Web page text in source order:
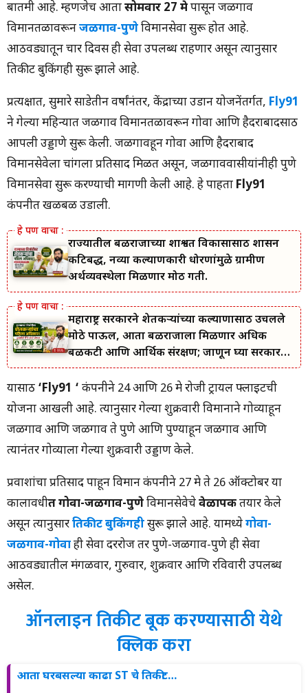
बातमी आहे. म्हणजेच आतासोमवार 27 मेपासून जळगाव
विमानतळावरूनजळगाव-पुणेविमानसेवा सुरू होत आहे.
आठवड्यातून चार दिवस ही सेवा उपलब्ध राहणार असून त्यानुसार
तिकीट बुकिंगही सुरू झाले आहे.
प्रत्यक्षात, सुमारे साडेतीन वर्षांनंतर, केंद्राच्या उडान योजनेंतर्गत, Fly91
ने गेल्या महिन्यात जळगाव विमानतळावरून गोवा आणि हैदराबादसाठी
आपली उड्डाणे सुरू केली. जळगावहून गोवा आणि हैदराबाद
विमानसेवेला चांगला प्रतिसाद मिळत असून, जळगाववासीयांनीही पुणे
विमानसेवा सुरू करण्याची मागणी केली आहे. हे पाहता Fly91
कंपनीत खळबळ उडाली.
राज्यातील बळीराजाच्या शाश्वत विकासासाठी शासन
कटिबद्ध, नव्या कल्याणकारी धोरणांमुळे ग्रामीण
अर्थव्यवस्थेला मिळणार मोठी गती.
महाराष्ट्र सरकारने शेतकऱ्यांच्या कल्याणासाठी उचलले
मोठे पाऊल, आता बळीराजाला मिळणार अधिक
बळकटी आणि आर्थिक संरक्षण; जाणून घ्या सरकारचा
नवा संकल्प.
यासाठी ‘Fly91 ‘ कंपनीने 24 आणि 26 मे रोजी ट्रायल फ्लाइटची
योजना आखली आहे. त्यानुसार गेल्या शुक्रवारी विमानाने गोव्याहून
जळगाव आणि जळगाव ते पुणे आणि पुण्याहून जळगाव आणि
त्यानंतर गोव्याला गेल्या शुक्रवारी उड्डाण केले.
प्रवाशांचा प्रतिसाद पाहून विमान कंपनीने 27 मे ते 26 ऑक्टोबर या
कालावधीत गोवा-जळगाव-पुणेविमानसेवेचेवेळापत्रकतयार केले
असून त्यानुसारतिकीट बुकिंगहीसुरू झाले आहे. यामध्येगोवा-
जळगाव-गोवाही सेवा दररोज तर पुणे-जळगाव-पुणे ही सेवा
आठवड्यातील मंगळवार, गुरुवार, शुक्रवार आणि रविवारी उपलब्ध
असेल.
ऑनलाइन तिकीट बूक करण्यासाठी येथे
क्लिक करा
आता घरबसल्या काढा ST चे तिकीट…